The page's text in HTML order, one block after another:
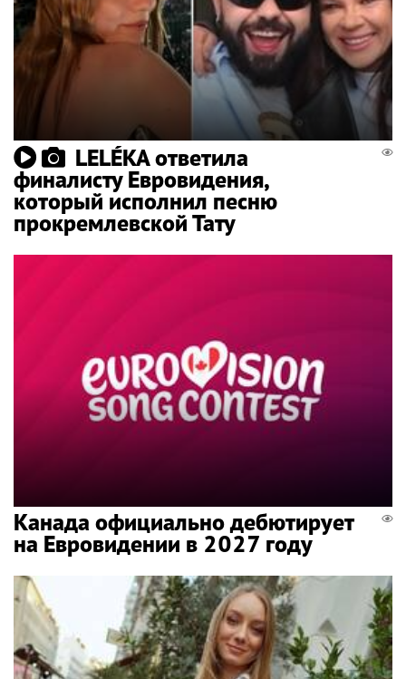
LELÉKA ответила
финалисту Евровидения,
который исполнил песню
прокремлевской Тату
Канада официально дебютирует
на Евровидении в 2027 году